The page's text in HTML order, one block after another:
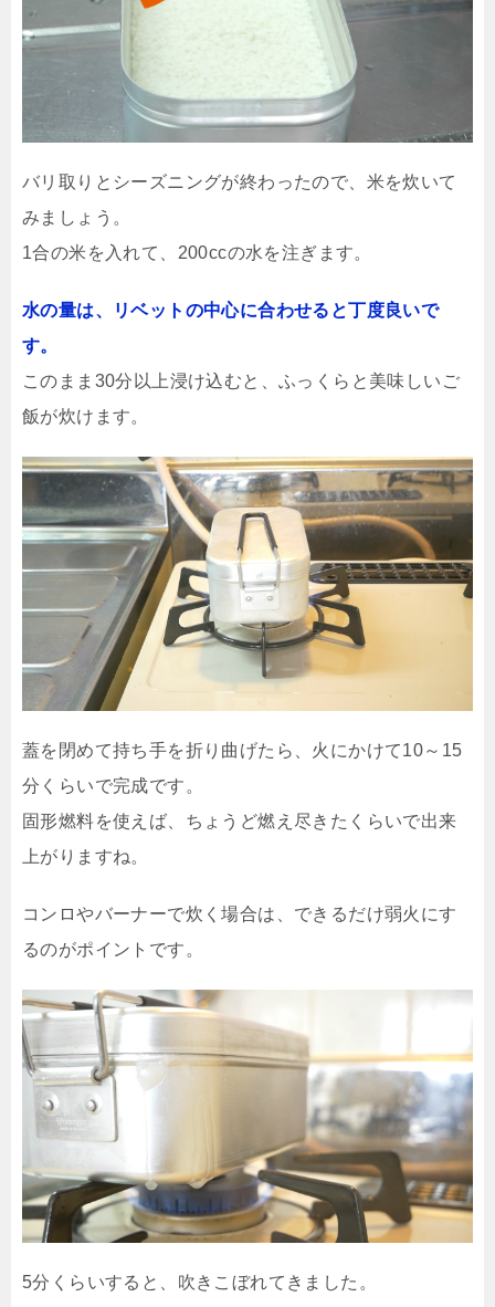
バリ取りとシーズニングが終わったので、米を炊いて
みましょう。
1合の米を入れて、200ccの水を注ぎます。
水の量は、リベットの中心に合わせると丁度良いで
す。
このまま30分以上浸け込むと、ふっくらと美味しいご
飯が炊けます。
蓋を閉めて持ち手を折り曲げたら、火にかけて10～15
分くらいで完成です。
固形燃料を使えば、ちょうど燃え尽きたくらいで出来
上がりますね。
コンロやバーナーで炊く場合は、できるだけ弱火にす
るのがポイントです。
5分くらいすると、吹きこぼれてきました。